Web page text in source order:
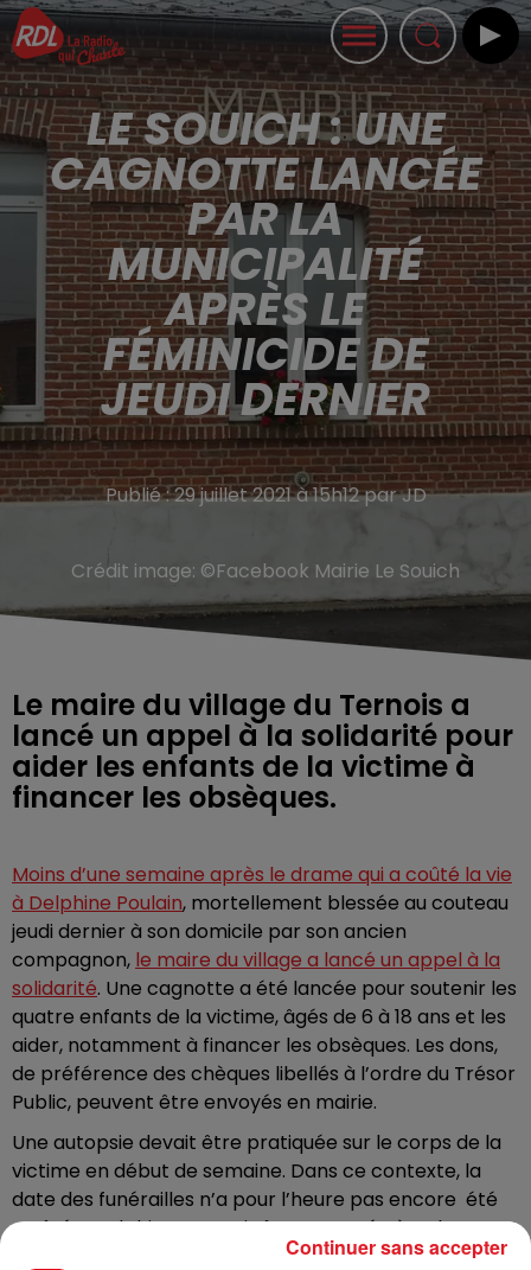
LE SOUICH : UNE
CAGNOTTE LANCÉE
PAR LA
MUNICIPALITÉ
APRÈS LE
FÉMINICIDE DE
JEUDI DERNIER
Publié : 29 juillet 2021 à 15h12 par JD
Crédit image: ©Facebook Mairie Le Souich
Le maire du village du Ternois a
lancé un appel à la solidarité pour
aider les enfants de la victime à
financer les obsèques.
Moins d’une semaine après le drame qui a coûté la vie
à Delphine Poulain, mortellement blessée au couteau
jeudi dernier à son domicile par son ancien
compagnon, le maire du village a lancé un appel à la
solidarité. Une cagnotte a été lancée pour soutenir les
quatre enfants de la victime, âgés de 6 à 18 ans et les
aider, notamment à financer les obsèques. Les dons,
de préférence des chèques libellés à l’ordre du Trésor
Public, peuvent être envoyés en mairie.
Une autopsie devait être pratiquée sur le corps de la
victime en début de semaine. Dans ce contexte, la
date des funérailles n’a pour l’heure pas encore été
arrêtée. Delphine pourrait être enterrée à Calonne-
Continuer sans accepter